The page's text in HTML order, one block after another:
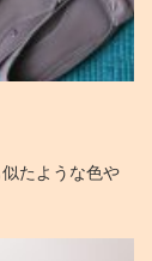
たような色や